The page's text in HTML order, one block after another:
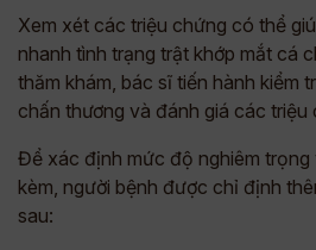
Xem xét các triệu chứng có thể
nhanh tình trạng trật khớp mắt cá
thăm khám, bác sĩ tiến hành kiểm
chấn thương và đánh giá các triệu
Để xác định mức độ nghiêm
kèm, người bệnh được chỉ định
sau: